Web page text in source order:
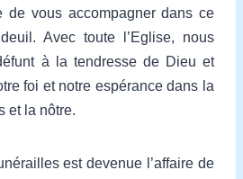
de vous accompagner dans ce
Avec toute l’Eglise, nous
à la tendresse de Dieu et
foi et notre espérance dans la
et la nôtre.
est devenue l’affaire de